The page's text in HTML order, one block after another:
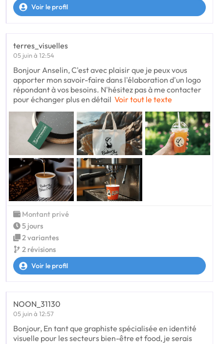
Voir le profil
terres_visuelles
05 juin à 12:54
Bonjour Anselin, C'est avec plaisir que je peux vous
apporter mon savoir-faire dans l'élaboration d'un logo
répondant à vos besoins. N'hésitez pas à me contacter
pour échanger plus en détail Voir tout le texte
Montant privé
5 jours
2 variantes
2 révisions
Voir le profil
NOON_31130
05 juin à 12:57
Bonjour, En tant que graphiste spécialisée en identité
visuelle pour les secteurs bien-être et food, je serais